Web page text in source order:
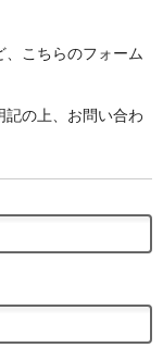
こちらのフォーム
記の上、お問い合わ